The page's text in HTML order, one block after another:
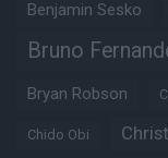
Benjamin Sesko
Bruno
Bryan Robson
Chido Obi